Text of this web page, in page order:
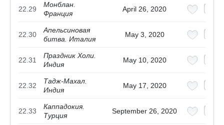
22.29
Монблан.
Франция
April 26, 2020
22.30
Апельсиновая
битва. Италия
May 3, 2020
22.31
Праздник Холи.
Индия
May 10, 2020
22.32
Тадж-Махал.
Индия
May 17, 2020
22.33
Каппадокия.
Турция
September 26, 2020